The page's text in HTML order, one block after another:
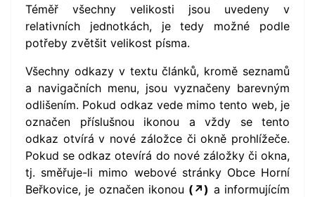
Téměř všechny velikosti jsou uvedeny v
relativních jednotkách, je tedy možné podle
potřeby zvětšit velikost písma.
Všechny odkazy v textu článků, kromě seznamů
a navigačních menu, jsou vyznačeny barevným
odlišením. Pokud odkaz vede mimo tento web, je
označen příslušnou ikonou a vždy se tento
odkaz otvírá v nové záložce či okně prohlížeče.
Pokud se odkaz otevírá do nové záložky či okna,
tj. směřuje-li mimo webové stránky Obce Horní
Beřkovice, je označen ikonou (↗) a informujícím